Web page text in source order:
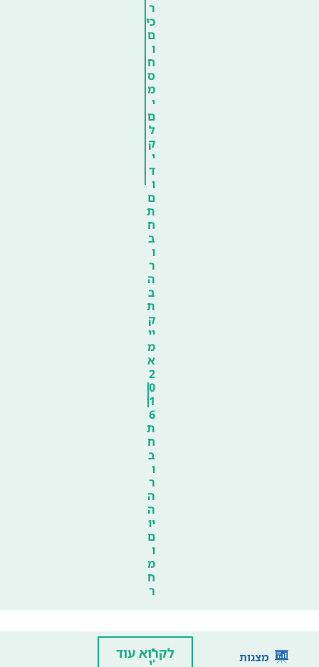
ר
כי
ם
ו
ח
ס
מ
י
ם
ל
ק
י
ד
ו
ם
ת
ח
ב
ו
ר
ה
ב
ת
ק
יי
מ
א
2
0
1
6
ת
ח
ב
ו
ר
ה
ה
יו
ם
ו
מ
ח
ר
מצגות
•
'י
לקרוא עוד